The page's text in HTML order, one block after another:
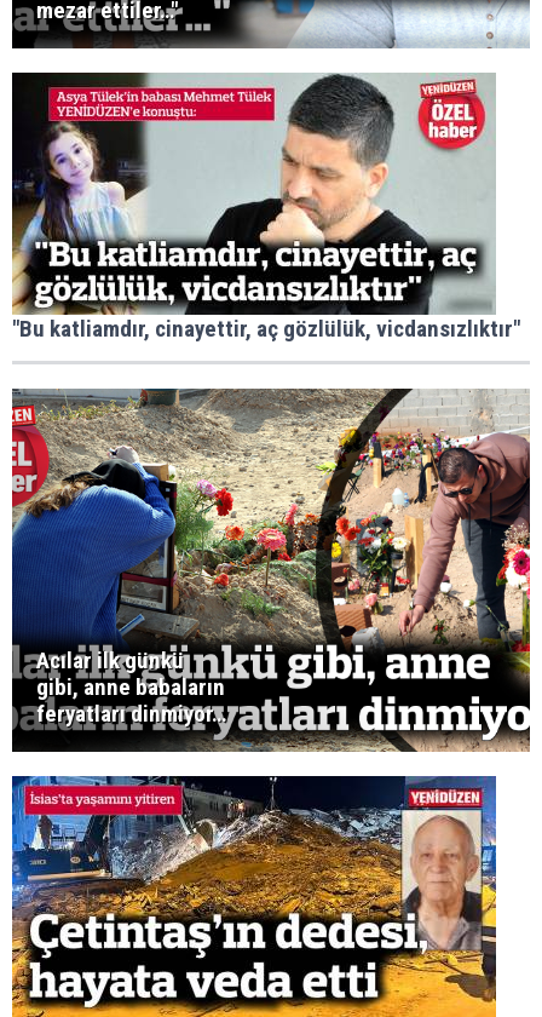
mezar ettiler…"
"Bu katliamdır, cinayettir, aç gözlülük, vicdansızlıktır"
Acılar ilk günkü
gibi, anne babaların
feryatları dinmiyor…